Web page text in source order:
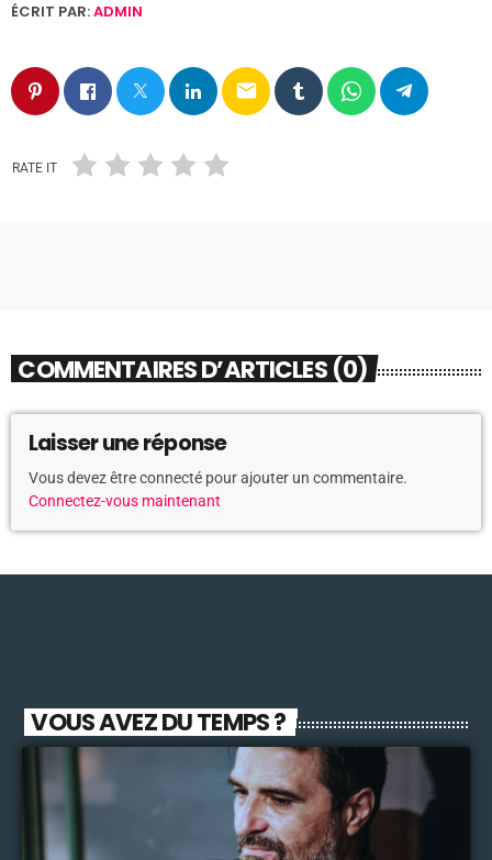
ÉCRIT PAR:ADMIN
email
RATE IT
COMMENTAIRES D’ARTICLES (0)
Laisser une réponse
Vous devez être connecté pour ajouter un commentaire.
Connectez-vous maintenant
VOUS AVEZ DU TEMPS ?